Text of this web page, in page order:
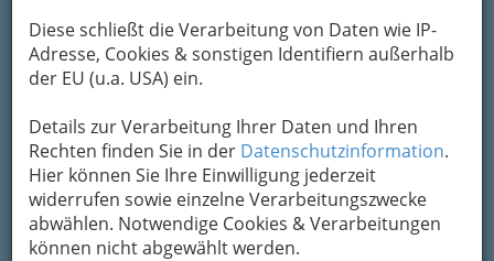
Diese schließt die Verarbeitung von Daten wie IP-
Adresse, Cookies & sonstigen Identifiern außerhalb
der EU (u.a. USA) ein.
Details zur Verarbeitung Ihrer Daten und Ihren
Rechten finden Sie in der Datenschutzinformation.
Hier können Sie Ihre Einwilligung jederzeit
widerrufen sowie einzelne Verarbeitungszwecke
abwählen. Notwendige Cookies & Verarbeitungen
können nicht abgewählt werden.
..
Ort
Die Brücke
Grabenstraße 39 a, 8010 Graz
+43 316 672 248